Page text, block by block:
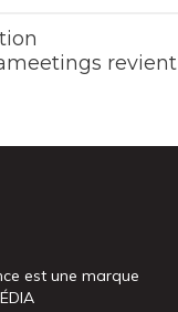
revient
est une marque